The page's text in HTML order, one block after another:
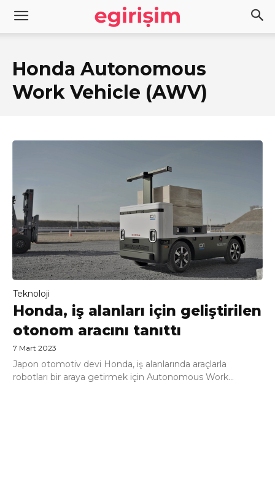
Honda Autonomous
Work Vehicle (AWV)
Teknoloji
Honda, iş alanları için geliştirilen
otonom aracını tanıttı
7 Mart 2023
Japon otomotiv devi Honda, iş alanlarında araçlarla
robotları bir araya getirmek için Autonomous Work...